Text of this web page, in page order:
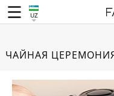
UZ
ЧАЙНАЯ